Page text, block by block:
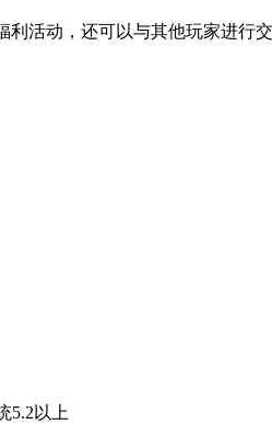
利活动，还可以与其他玩家进行
5.2以上